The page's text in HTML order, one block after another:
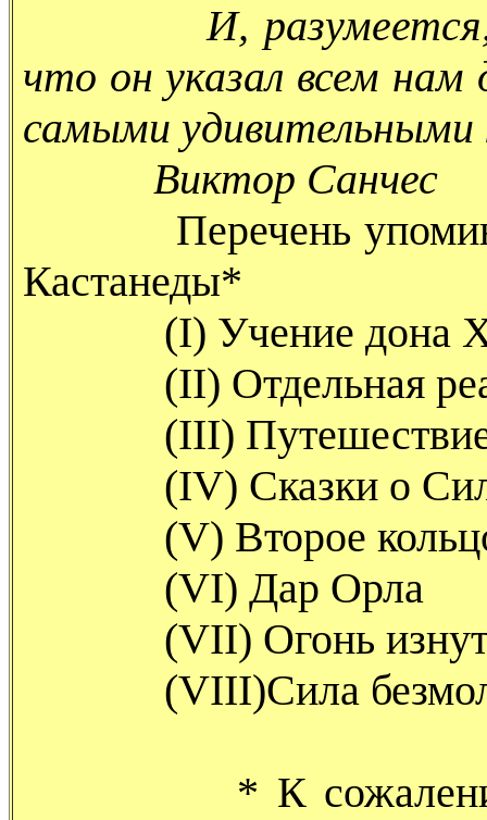
И, разумеется,
что он указал всем нам
самыми удивительными
Виктор Санчес
Перечень
Кастанеды*
(I) Учение дона
(II) Отдельная
(III) Путешествие
(IV) Сказки о
(V) Второе
(VI) Дар Орла
(VII) Огонь
(VIII)Сила
* К сожалению, в